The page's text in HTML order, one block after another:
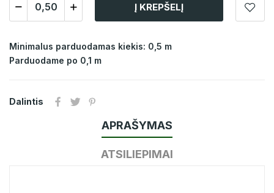
Į KREPŠELĮ
Minimalus parduodamas kiekis: 0,5 m
Parduodame po 0,1 m
Dalintis
APRAŠYMAS
ATSILIEPIMAI